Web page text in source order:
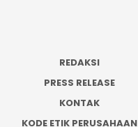
REDAKSI
PRESS RELEASE
KONTAK
KODE ETIK PERUSAHAAN